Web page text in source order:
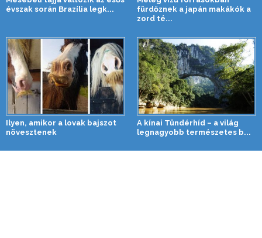
évszak során Brazília legk...
fürdőznek a japán makákók a
zord té...
Ilyen, amikor a lovak bajszot
növesztenek
A kínai Tündérhíd – a világ
legnagyobb természetes b...